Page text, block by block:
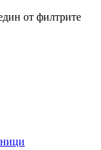
от филтрите